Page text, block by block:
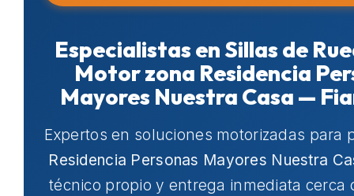
Especialistas en Sillas de
Motor zona Residencia
Mayores Nuestra Casa —
Expertos en soluciones motorizadas para
Residencia Personas Mayores Nuestra
técnico propio y entrega inmediata cerca